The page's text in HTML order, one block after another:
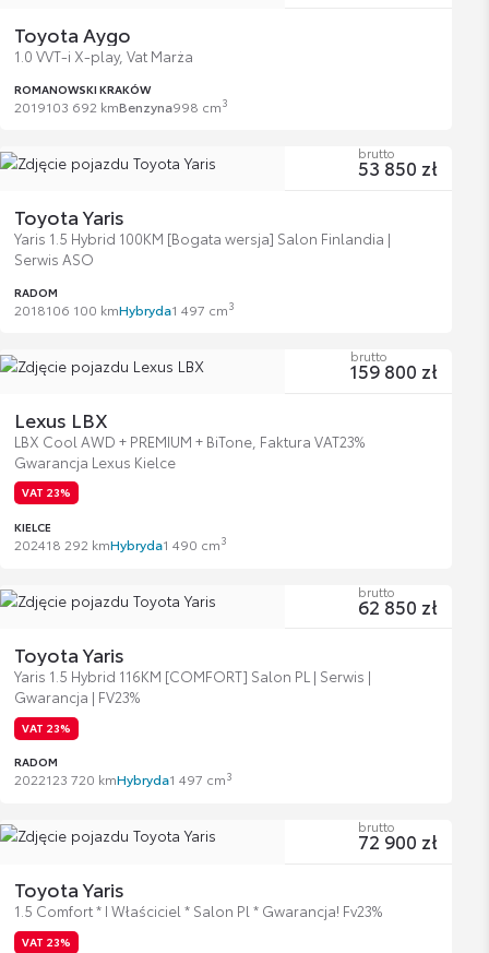
Toyota Aygo
1.0 VVT-i X-play, Vat Marża
ROMANOWSKI KRAKÓW
2019103 692 kmBenzyna998 cm3
Toyota Yaris
Yaris 1.5 Hybrid 100KM [Bogata wersja] Salon Finlandia |
Serwis ASO
RADOM
2018106 100 kmHybryda1 497 cm3
brutto
53 850 zł
Lexus LBX
LBX Cool AWD + PREMIUM + BiTone, Faktura VAT23%
Gwarancja Lexus Kielce
VAT 23%
KIELCE
202418 292 kmHybryda1 490 cm3
brutto
159 800 zł
Toyota Yaris
Yaris 1.5 Hybrid 116KM [COMFORT] Salon PL | Serwis |
Gwarancja | FV23%
VAT 23%
RADOM
2022123 720 kmHybryda1 497 cm3
brutto
62 850 zł
Toyota Yaris
1.5 Comfort * I Właściciel * Salon Pl * Gwarancja! Fv23%
VAT 23%
brutto
72 900 zł